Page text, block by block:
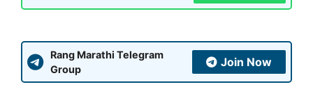
Rang Marathi Telegram
Group
Join Now